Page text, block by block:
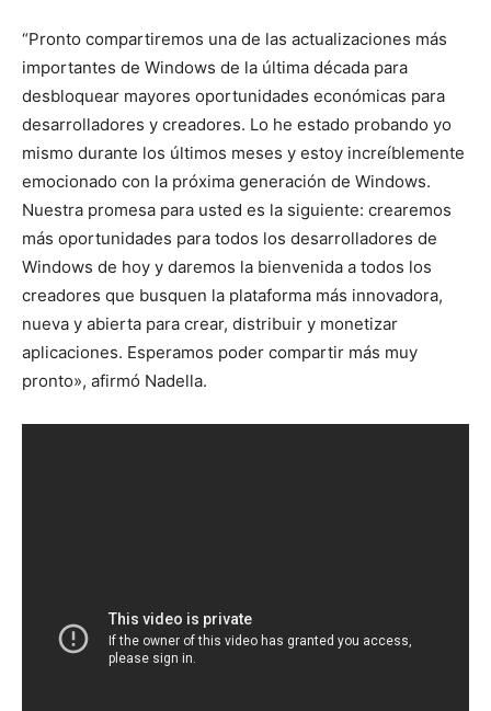
“Pronto compartiremos una de las actualizaciones más
importantes de Windows de la última década para
desbloquear mayores oportunidades económicas para
desarrolladores y creadores. Lo he estado probando yo
mismo durante los últimos meses y estoy increíblemente
emocionado con la próxima generación de Windows.
Nuestra promesa para usted es la siguiente: crearemos
más oportunidades para todos los desarrolladores de
Windows de hoy y daremos la bienvenida a todos los
creadores que busquen la plataforma más innovadora,
nueva y abierta para crear, distribuir y monetizar
aplicaciones. Esperamos poder compartir más muy
pronto», afirmó Nadella.